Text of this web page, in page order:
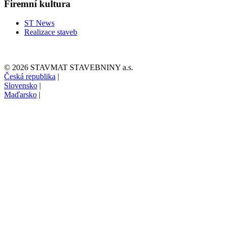
Firemní kultura
ST News
Realizace staveb
© 2026 STAVMAT STAVEBNINY a.s.
Česká republika |
Slovensko |
Maďarsko |